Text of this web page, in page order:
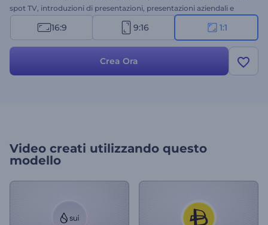
spot TV, introduzioni di presentazioni, presentazioni aziendali e
molti altri progetti. Prova subito questo template!
16:9 9:16 1:1
Crea Ora
Video creati utilizzando questo
modello